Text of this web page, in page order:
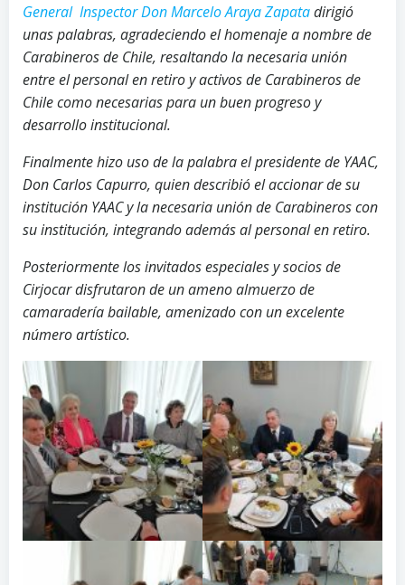
General Inspector Don Marcelo Araya Zapatadirigió
unas palabras, agradeciendo el homenaje a nombre de
Carabineros de Chile, resaltando la necesaria unión
entre el personal en retiro y activos de Carabineros de
Chile como necesarias para un buen progreso y
desarrollo institucional.
Finalmente hizo uso de la palabra el presidente de YAAC,
Don Carlos Capurro, quien describió el accionar de su
institución YAAC y la necesaria unión de Carabineros con
su institución, integrando además al personal en retiro.
Posteriormente los invitados especiales y socios de
Cirjocar disfrutaron de un ameno almuerzo de
camaradería bailable, amenizado con un excelente
número artístico.